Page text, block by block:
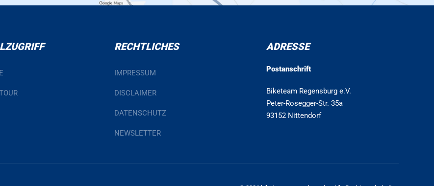
RECHTLICHES
IMPRESSUM
DISCLAIMER
DATENSCHUTZ
NEWSLETTER
ADRESSE
Postanschrift
Biketeam Regensburg e.V.
Peter-Rosegger-Str. 35a
93152 Nittendorf